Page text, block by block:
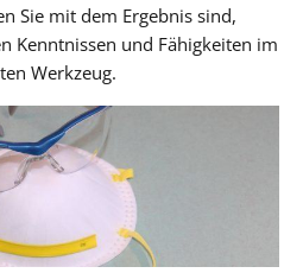
Sie mit dem Ergebnis sind,
Kenntnissen und Fähigkeiten im
Werkzeug.